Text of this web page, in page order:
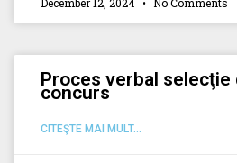
Proces verbal selecţie
concurs
CITEŞTE MAI MULT...